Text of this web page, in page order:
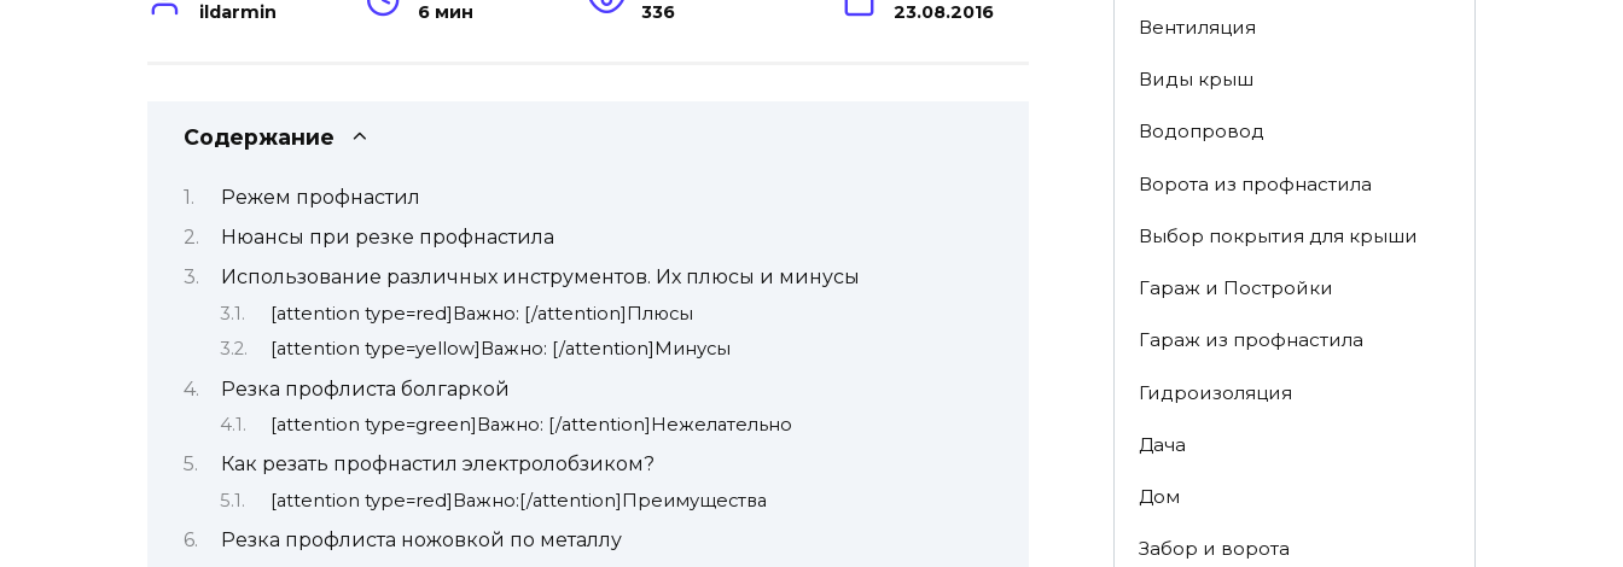
ildarmin 6 мин 336 23.08.2016
Содержание
Режем профнастил
Нюансы при резке профнастила
Использование различных инструментов. Их плюсы и минусы
[attention type=red]Важно: [/attention]Плюсы
[attention type=yellow]Важно: [/attention]Минусы
Резка профлиста болгаркой
[attention type=green]Важно: [/attention]Нежелательно
Как резать профнастил электролобзиком?
[attention type=red]Важно:[/attention]Преимущества
Резка профлиста ножовкой по металлу
Вентиляция
Виды крыш
Водопровод
Ворота из профнастила
Выбор покрытия для крыши
Гараж и Постройки
Гараж из профнастила
Гидроизоляция
Дача
Дом
Забор и ворота